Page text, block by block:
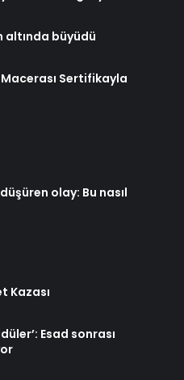
altında büyüdü
Sertifikayla
olay: Bu nasıl
Kazası
Esad sonrası